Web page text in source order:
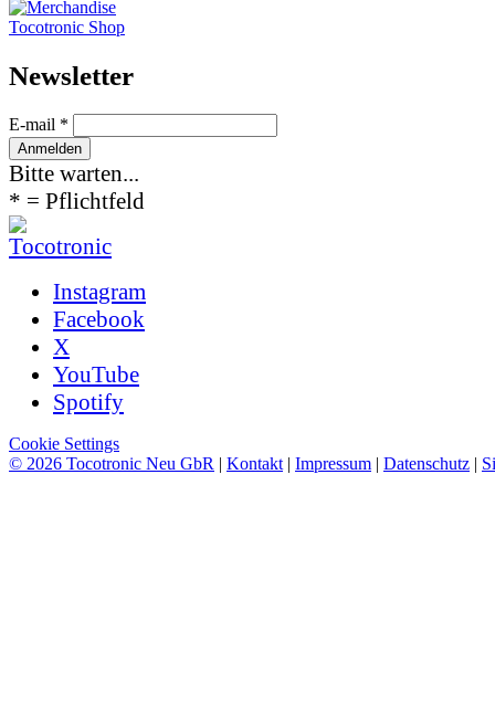
Tocotronic Shop
News­letter
E-mail *
Bitte warten...
* = Pflichtfeld
Instagram
Facebook
X
YouTube
Spotify
Cookie Settings
© 2026 Tocotronic Neu GbR | Kontakt | Impressum | Datenschutz |